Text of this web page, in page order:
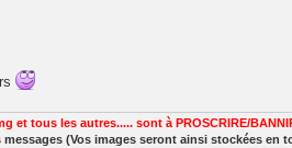
et tous les autres..... sont à PROSCRIRE/
(Vos images seront ainsi stockées en